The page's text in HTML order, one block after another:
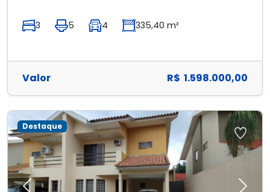
3 5 4 335,40 m²
Valor R$ 1.598.000,00
Destaque